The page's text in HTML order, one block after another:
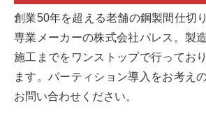
創業50年を超える老舗の鋼製間仕切
専業メーカーの株式会社パレス。製
施工までをワンストップで行ってお
ます。パーティション導入をお考え
お問い合わせください。